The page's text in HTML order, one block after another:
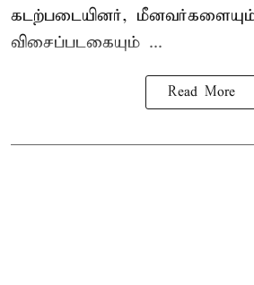
கடற்படையினர்,
விசைப்படகையும் ...
Read More